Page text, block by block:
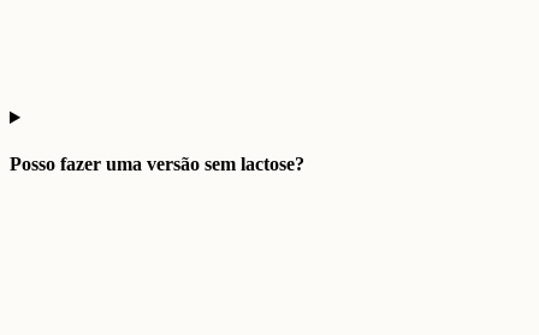
Posso fazer uma versão sem lactose?